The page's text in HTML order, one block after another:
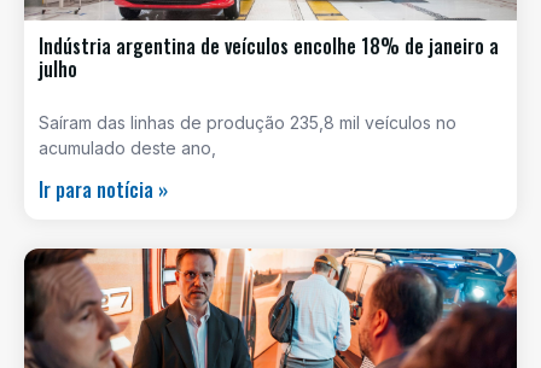
Indústria argentina de veículos encolhe 18% de janeiro a
julho
Saíram das linhas de produção 235,8 mil veículos no
acumulado deste ano,
Ir para notícia »